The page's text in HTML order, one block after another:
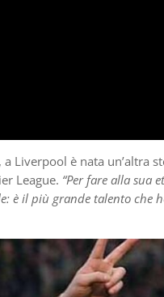
Liverpool è nata un’altra
League. “Per fare alla sua
è il più grande talento che